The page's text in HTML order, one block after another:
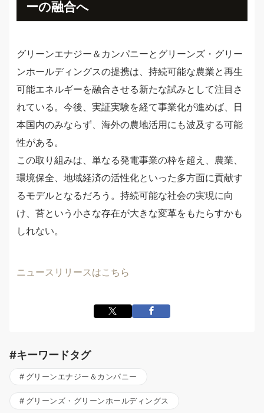
ーの融合へ
グリーンエナジー＆カンパニーとグリーンズ・グリー
ンホールディングスの提携は、持続可能な農業と再生
可能エネルギーを融合させる新たな試みとして注目さ
れている。今後、実証実験を経て事業化が進めば、日
本国内のみならず、海外の農地活用にも波及する可能
性がある。
この取り組みは、単なる発電事業の枠を超え、農業、
環境保全、地域経済の活性化といった多方面に貢献す
るモデルとなるだろう。持続可能な社会の実現に向
け、苔という小さな存在が大きな変革をもたらすかも
しれない。
ニュースリリースはこちら
#キーワードタグ
グリーンエナジー＆カンパニー
グリーンズ・グリーンホールディングス